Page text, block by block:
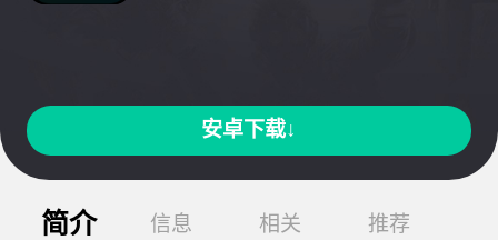
安卓下载↓
简介 信息 相关 推荐